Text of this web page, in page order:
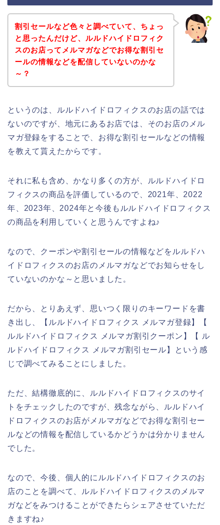
割引セールなど色々と調べていて、ちょっ
と思ったんだけど、ルルドハイドロフィク
スのお店ってメルマガなどでお得な割引セ
ールの情報などを配信していないのかな
～？
というのは、ルルドハイドロフィクスのお店の話では
ないのですが、地元にあるお店では、そのお店のメル
マガ登録をすることで、お得な割引セールなどの情報
を教えて貰えたからです。
それに私も含め、かなり多くの方が、ルルドハイドロ
フィクスの商品を評価しているので、2021年、2022
年、2023年、2024年と今後もルルドハイドロフィクス
の商品を利用していくと思うんですよね♪
なので、クーポンや割引セールの情報などをルルドハ
イドロフィクスのお店のメルマガなどでお知らせをし
ていないのかな～と思いました。
だから、とりあえず、思いつく限りのキーワードを書
き出し、【ルルドハイドロフィクス メルマガ登録】【
ルルドハイドロフィクス メルマガ割引クーポン】【 ル
ルドハイドロフィクス メルマガ割引セール】という感
じで調べてみることにしました。
ただ、結構徹底的に、ルルドハイドロフィクスのサイ
トをチェックしたのですが、残念ながら、ルルドハイ
ドロフィクスのお店がメルマガなどでお得な割引セー
ルなどの情報を配信しているかどうかは分かりません
でした。
なので、今後、個人的にルルドハイドロフィクスのお
店のことを調べて、ルルドハイドロフィクスのメルマ
ガなどをみつけることができたらシェアさせていただ
きますね♪